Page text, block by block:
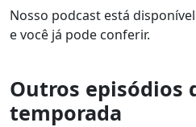
Nosso podcast está
e você já pode conferir.
Outros episódios
temporada